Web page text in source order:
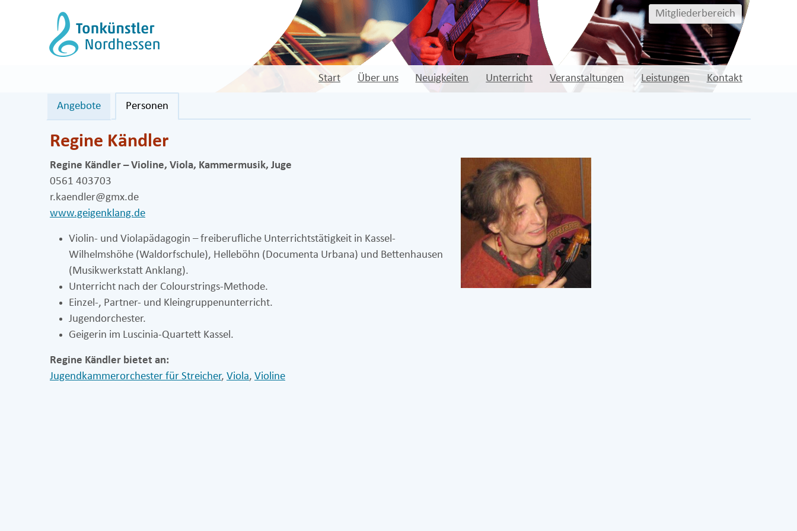
Mitgliederbereich
Start Über uns Neuigkeiten Unterricht Veranstaltungen Leistungen Kontakt
Angebote Personen
Regine Kändler
Regine Kändler – Violine, Viola, Kammermusik, Juge
0561 403703
r.kaendler@gmx.de
www.geigenklang.de
Violin- und Violapädagogin – freiberufliche Unterrichtstätigkeit in Kassel-
Wilhelmshöhe (Waldorfschule), Helleböhn (Documenta Urbana) und Bettenhausen
(Musikwerkstatt Anklang).
Unterricht nach der Colourstrings-Methode.
Einzel-, Partner- und Kleingruppenunterricht.
Jugendorchester.
Geigerin im Luscinia-Quartett Kassel.
Regine Kändler bietet an:
Jugendkammerorchester für Streicher, Viola, Violine